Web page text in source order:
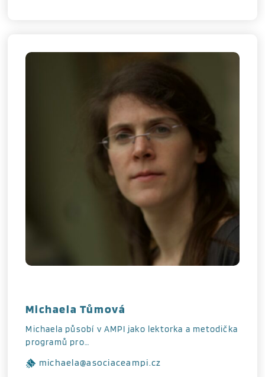
Michaela Tůmová
Michaela působí v AMPI jako lektorka a metodička
programů pro…
michaela@asociaceampi.cz